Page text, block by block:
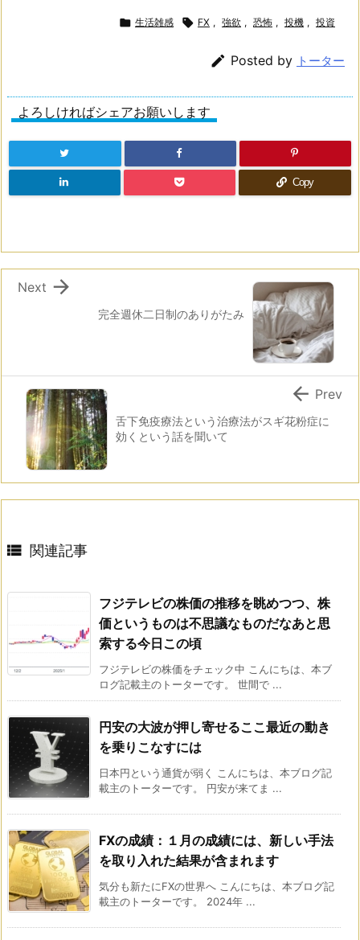
 生活雑感  FX , 強欲 , 恐怖 , 投機 , 投資
 Posted by トーター
よろしければシェアお願いします
Copy
完全週休二日制のありがたみ

Next
舌下免疫療法という治療法がスギ花粉症に
効くという話を聞いて
 Prev
 関連記事
フジテレビの株価の推移を眺めつつ、株
価というものは不思議なものだなあと思
索する今日この頃
フジテレビの株価をチェック中 こんにちは、本ブ
ログ記載主のトーターです。 世間で ...
円安の大波が押し寄せるここ最近の動き
を乗りこなすには
日本円という通貨が弱く こんにちは、本ブログ記
載主のトーターです。 円安が来てま ...
FXの成績：１月の成績には、新しい手法
を取り入れた結果が含まれます
気分も新たにFXの世界へ こんにちは、本ブログ記
載主のトーターです。 2024年 ...